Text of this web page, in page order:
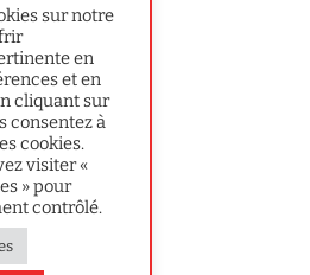
sur notre
en
et en
cliquant sur
consentez à
cookies.
visiter «
» pour
contrôlé.